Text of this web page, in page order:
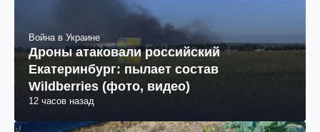
Война в Украине
Дроны атаковали российский
Екатеринбург: пылает состав
Wildberries (фото, видео)
12 часов назад